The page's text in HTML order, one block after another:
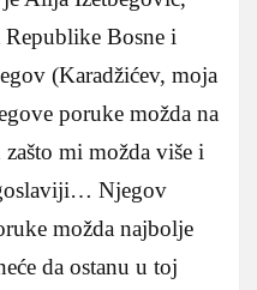
Republike Bosne i
(Karadžićev, moja
poruke možda na
mi možda više i
Njegov
možda najbolje
da ostanu u toj